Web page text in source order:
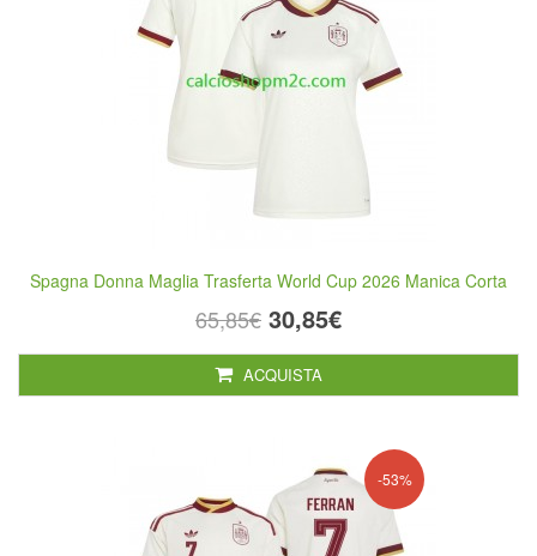
Spagna Donna Maglia Trasferta World Cup 2026 Manica Corta
65,85€ 30,85€
ACQUISTA
-53%